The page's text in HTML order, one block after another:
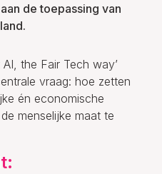
de toepassing van
the Fair Tech way’
vraag: hoe zetten
én economische
menselijke maat te